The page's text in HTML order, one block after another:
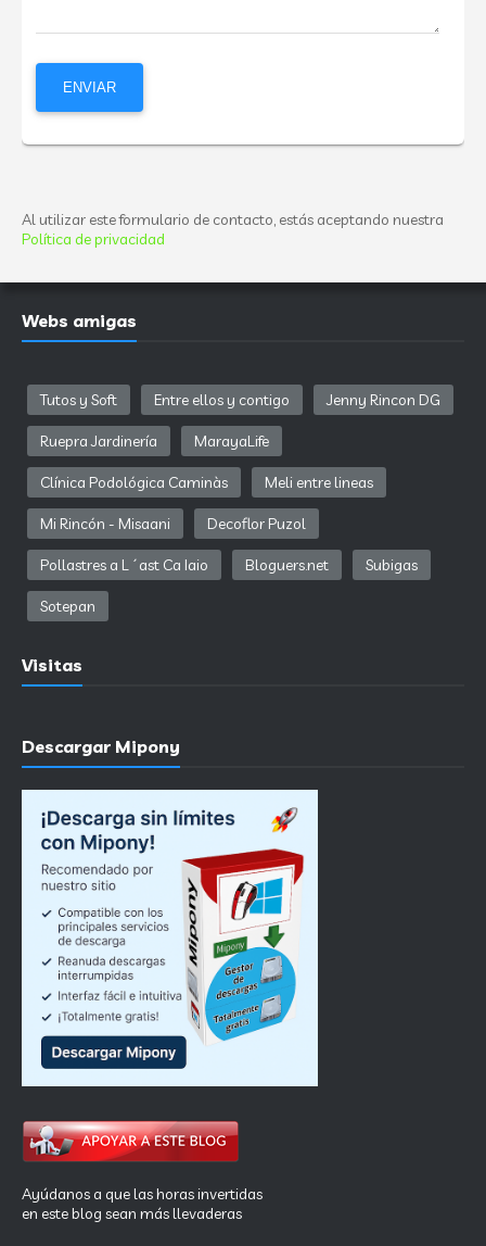
Al utilizar este formulario de contacto, estás aceptando nuestra
Política de privacidad
Webs amigas
Tutos y Soft Entre ellos y contigo Jenny Rincon DG
Ruepra Jardinería MarayaLife
Clínica Podológica Caminàs Meli entre lineas
Mi Rincón - Misaani Decoflor Puzol
Pollastres a L´ast Ca Iaio Bloguers.net Subigas
Sotepan
Visitas
Descargar Mipony
Ayúdanos a que las horas invertidas
en este blog sean más llevaderas